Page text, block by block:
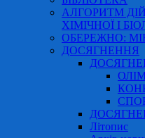
АЛГОРИТМ ДІЙ
ХІМІЧНОЇ І
ОБЕРЕЖНО:
ДОСЯГНЕННЯ
Літопис